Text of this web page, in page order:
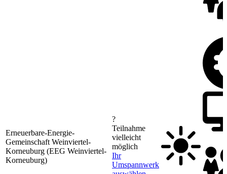
Erneuerbare-Energie-
Gemeinschaft Weinviertel-
Korneuburg (EEG Weinviertel-
Korneuburg)
?
Teilnahme
vielleicht
möglich
Ihr
Umspannwerk